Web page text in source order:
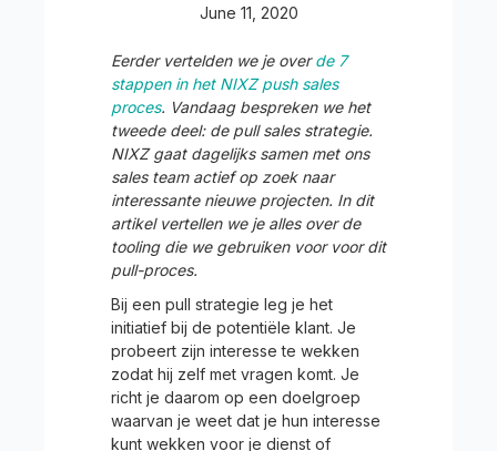
June 11, 2020
Eerder vertelden we je overde 7
stappen in het NIXZ push sales
proces. Vandaag bespreken we het
tweede deel: de pull sales strategie.
NIXZ gaat dagelijks samen met ons
sales team actief op zoek naar
interessante nieuwe projecten. In dit
artikel vertellen we je alles over de
tooling die we gebruiken voor voor dit
pull-proces.
Bij een pull strategie leg je het
initiatief bij de potentiële klant. Je
probeert zijn interesse te wekken
zodat hij zelf met vragen komt. Je
richt je daarom op een doelgroep
waarvan je weet dat je hun interesse
kunt wekken voor je dienst of